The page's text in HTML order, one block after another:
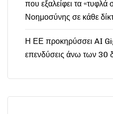
που εξαλείφει τα «τυφλά
Νοημοσύνης σε κάθε
Η ΕΕ προκηρύσσει AI
επενδύσεις άνω των 30